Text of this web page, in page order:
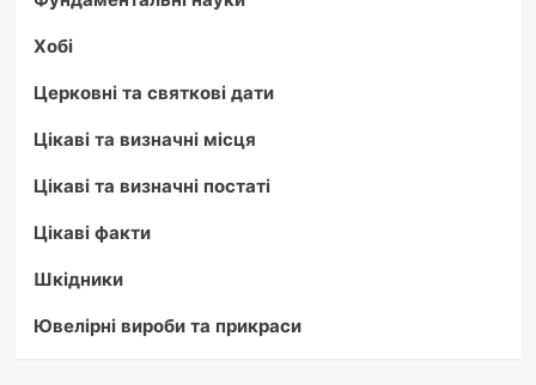
Хобі
Церковні та святкові дати
Цікаві та визначні місця
Цікаві та визначні постаті
Цікаві факти
Шкідники
Ювелірні вироби та прикраси